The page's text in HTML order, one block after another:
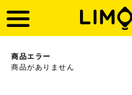
商品エラー
商品がありません